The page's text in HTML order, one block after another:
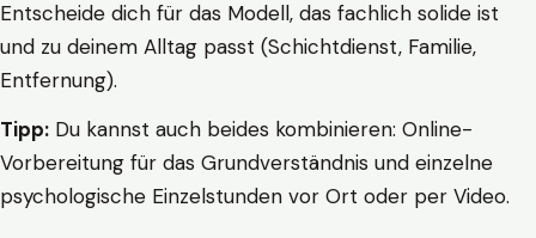
Entscheide dich für das Modell, das fachlich solide ist
und zu deinem Alltag passt (Schichtdienst, Familie,
Entfernung).
Tipp: Du kannst auch beides kombinieren: Online-
Vorbereitung für das Grundverständnis und einzelne
psychologische Einzelstunden vor Ort oder per Video.